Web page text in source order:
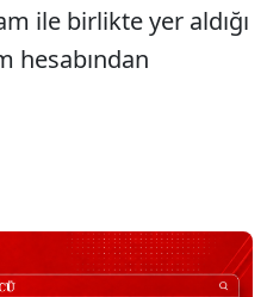
ile birlikte yer aldığı
hesabından